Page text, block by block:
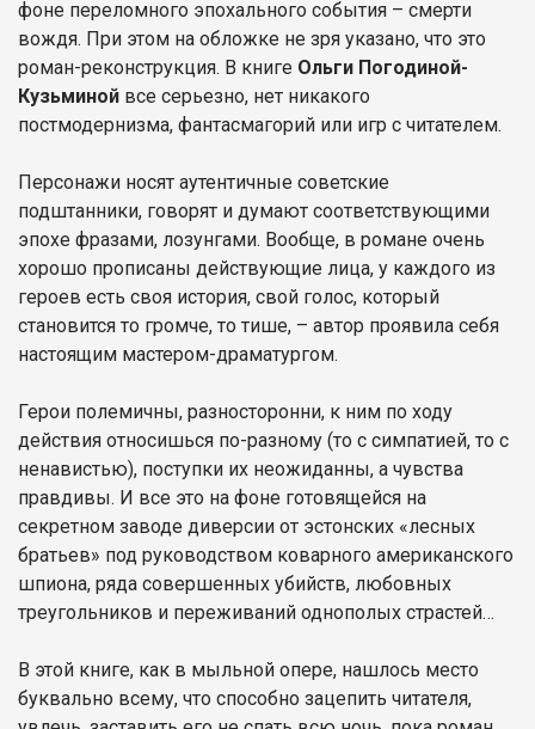
фоне переломного эпохального события – смерти
вождя. При этом на обложке не зря указано, что это
роман-реконструкция. В книге Ольги Погодиной-
Кузьминой все серьезно, нет никакого
постмодернизма, фантасмагорий или игр с читателем.
Персонажи носят аутентичные советские
подштанники, говорят и думают соответствующими
эпохе фразами, лозунгами. Вообще, в романе очень
хорошо прописаны действующие лица, у каждого из
героев есть своя история, свой голос, который
становится то громче, то тише, – автор проявила себя
настоящим мастером-драматургом.
Герои полемичны, разносторонни, к ним по ходу
действия относишься по-разному (то с симпатией, то с
ненавистью), поступки их неожиданны, а чувства
правдивы. И все это на фоне готовящейся на
секретном заводе диверсии от эстонских «лесных
братьев» под руководством коварного американского
шпиона, ряда совершенных убийств, любовных
треугольников и переживаний однополых страстей…
В этой книге, как в мыльной опере, нашлось место
буквально всему, что способно зацепить читателя,